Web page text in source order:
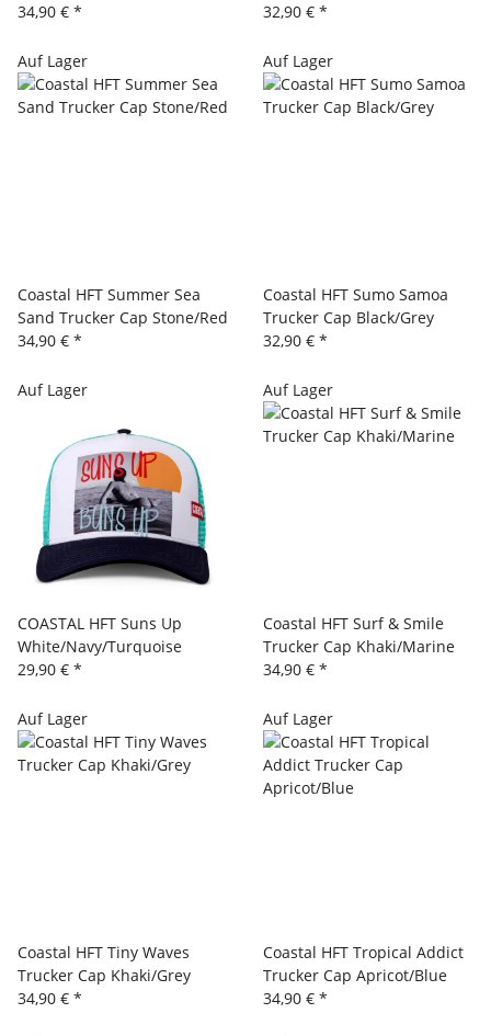
34,90 € *
32,90 € *
Auf Lager
Coastal HFT Summer Sea
Sand Trucker Cap Stone/Red
34,90 € *
Auf Lager
Coastal HFT Sumo Samoa
Trucker Cap Black/Grey
32,90 € *
Auf Lager
COASTAL HFT Suns Up
White/Navy/Turquoise
29,90 € *
Auf Lager
Coastal HFT Surf & Smile
Trucker Cap Khaki/Marine
34,90 € *
Auf Lager
Coastal HFT Tiny Waves
Trucker Cap Khaki/Grey
34,90 € *
Auf Lager
Coastal HFT Tropical Addict
Trucker Cap Apricot/Blue
34,90 € *